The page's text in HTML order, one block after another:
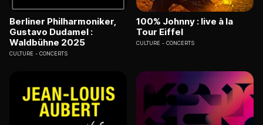
Berliner Philharmoniker,
Gustavo Dudamel :
Waldbühne 2025
CULTURE CONCERTS
100% Johnny : live à la
Tour Eiffel
CULTURE CONCERTS